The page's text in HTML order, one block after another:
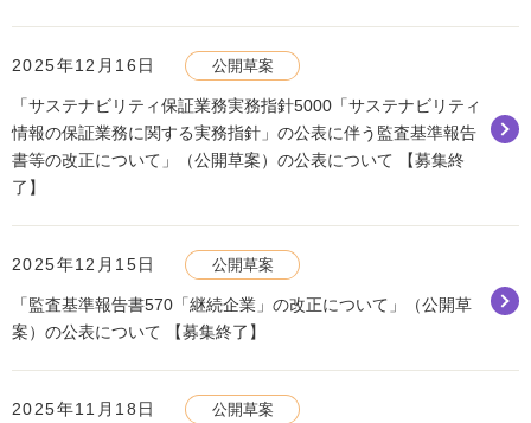
2025年12月16日 公開草案
「サステナビリティ保証業務実務指針5000「サステナビリティ
情報の保証業務に関する実務指針」の公表に伴う監査基準報告
書等の改正について」（公開草案）の公表について 【募集終
了】
2025年12月15日 公開草案
「監査基準報告書570「継続企業」の改正について」（公開草
案）の公表について 【募集終了】
2025年11月18日 公開草案